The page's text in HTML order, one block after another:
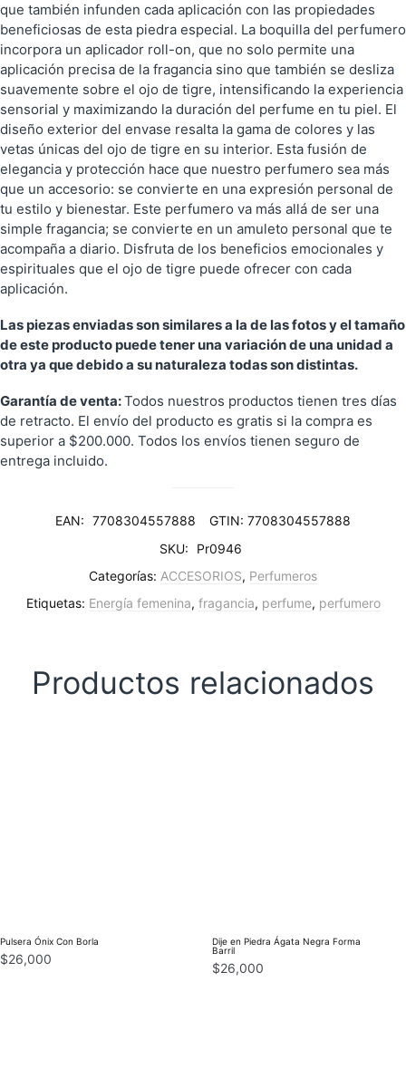
que también infunden cada aplicación con las propiedades
beneficiosas de esta piedra especial. La boquilla del perfumero
incorpora un aplicador roll-on, que no solo permite una
aplicación precisa de la fragancia sino que también se desliza
suavemente sobre el ojo de tigre, intensificando la experiencia
sensorial y maximizando la duración del perfume en tu piel. El
diseño exterior del envase resalta la gama de colores y las
vetas únicas del ojo de tigre en su interior. Esta fusión de
elegancia y protección hace que nuestro perfumero sea más
que un accesorio: se convierte en una expresión personal de
tu estilo y bienestar. Este perfumero va más allá de ser una
simple fragancia; se convierte en un amuleto personal que te
acompaña a diario. Disfruta de los beneficios emocionales y
espirituales que el ojo de tigre puede ofrecer con cada
aplicación.
Las piezas enviadas son similares a la de las fotos y el tamaño
de este producto puede tener una variación de una unidad a
otra ya que debido a su naturaleza todas son distintas.
Garantía de venta:Todos nuestros productos tienen tres días
de retracto. El envío del producto es gratis si la compra es
superior a $200.000. Todos los envíos tienen seguro de
entrega incluido.
EAN: 7708304557888
GTIN: 7708304557888
SKU:
Pr0946
Categorías: ACCESORIOS, Perfumeros
Etiquetas: Energía femenina, fragancia, perfume, perfumero
Productos relacionados
Pulsera Ónix Con Borla
$26,000
Dije en Piedra Ágata Negra Forma
Barril
$26,000